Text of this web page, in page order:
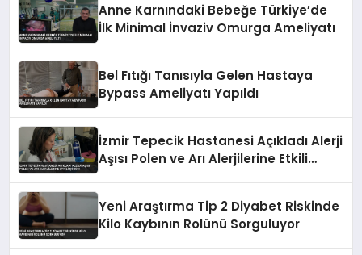
Anne Karnındaki Bebeğe Türkiye’de
İlk Minimal İnvaziv Omurga Ameliyatı
Bel Fıtığı Tanısıyla Gelen Hastaya
Bypass Ameliyatı Yapıldı
İzmir Tepecik Hastanesi Açıkladı Alerji
Aşısı Polen ve Arı Alerjilerine Etkili
Yeni Araştırma Tip 2 Diyabet Riskinde
Kilo Kaybının Rolünü Sorguluyor